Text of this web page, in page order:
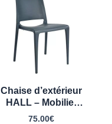
Chaise d’extérieur
HALL – Mobilier
Restaurant terrasse
75.00€